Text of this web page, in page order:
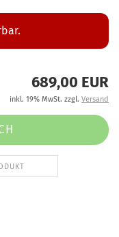
689,00 EUR
inkl. 19% MwSt. zzgl. Versand